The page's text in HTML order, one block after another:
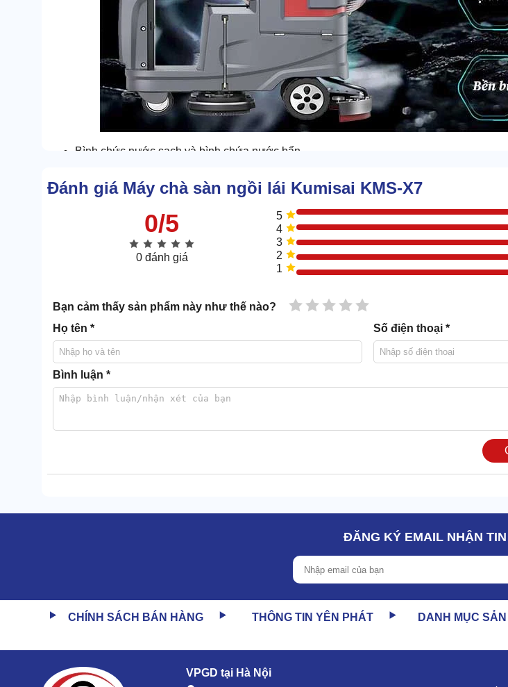
Bình chức nước sạch và bình chứa nước bẩn
Bình chứa nước sạch và bẩn được tích hợp đồng thời bên trong thân máy. Cả 2 đều có dung
đó thùng đựng nước bẩn luôn có kích thước nhỉnh hơn đôi chút. Vì chất thải đi vào không
mà còn có cả vụn cặn.
Do 2 bình có sức chứa ấn tượng nên bạn không cần phải tiếp hay xả nước liên tục. Nhờ vậy,
không bị gián đoạn, ngắt quãng.
Bảng điều khiển cũng được bố trí ngay gần vô lăng. Bao gồm các chi tiết cấu thành như:
Đánh giá Máy chà sàn ngồi lái Kumisai KMS-X7
0/5
0 đánh giá
5
4
3
2
1
Bạn cảm thấy sản phẩm này như thế nào? 5 sao
4 sao
3 sao
2 sao
1 sao
Họ tên * Số điện thoại *
Bình luận *
ĐĂNG KÝ EMAIL NHẬN
CHÍNH SÁCH BÁN HÀNG THÔNG TIN YÊN PHÁT DANH MỤC
VPGD tại Hà Nội